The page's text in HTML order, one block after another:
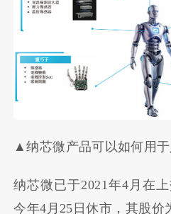
▲纳芯微产品可以如何用
纳芯微已于2021年4月在
今年4月25日休市，其股价